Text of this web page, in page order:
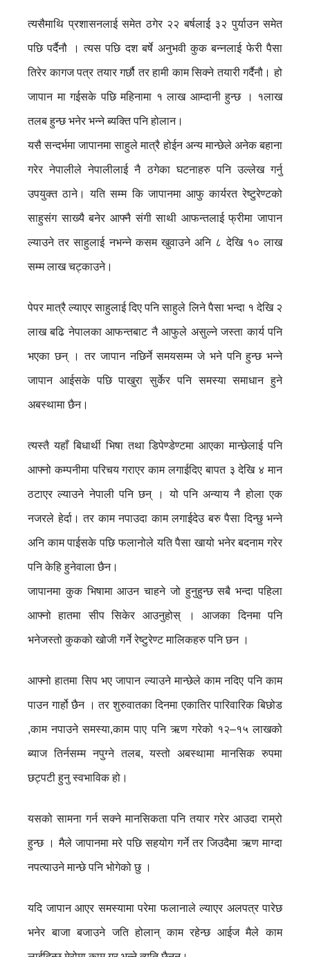
त्यसैमाथि प्रशासनलाई समेत ठगेर २२ बर्षलाई ३२ पुर्याउन समेत
पछि पर्दैनौ । त्यस पछि दश बर्षे अनुभवी कुक बन्नलाई फेरी पैसा
तिरेर कागज पत्र तयार गर्छौ तर हामी काम सिक्ने तयारी गर्दैनौ। हो
जापान मा गईसके पछि महिनामा १ लाख आम्दानी हुन्छ । १लाख
तलब हुन्छ भनेर भन्ने ब्यक्ति पनि होलान।
यसै सन्दर्भमा जापानमा साहुले मात्रै होईन अन्य मान्छेले अनेक बहाना
गरेर नेपालीले नेपालीलाई नै ठगेका घटनाहरु पनि उल्लेख गर्नु
उपयुक्त ठाने। यति सम्म कि जापानमा आफु कार्यरत रेष्टुरेण्टको
साहुसंग साख्यै बनेर आफ्नै संगी साथी आफन्तलाई फ्रीमा जापान
ल्याउने तर साहुलाई नभन्ने कसम खुवाउने अनि ८ देखि १० लाख
सम्म लाख चट्काउने।
पेपर मात्रै ल्याएर साहुलाई दिए पनि साहुले लिने पैसा भन्दा १ देखि २
लाख बढि नेपालका आफन्तबाट नै आफुले असुल्ने जस्ता कार्य पनि
भएका छन् । तर जापान नछिर्ने समयसम्म जे भने पनि हुन्छ भन्ने
जापान आईसके पछि पाखुरा सुर्केर पनि समस्या समाधान हुने
अबस्थामा छैन।
त्यस्तै यहाँ बिधार्थी भिषा तथा डिपेण्डेण्टमा आएका मान्छेलाई पनि
आफ्नो कम्पनीमा परिचय गराएर काम लगाईदिए बापत ३ देखि ४ मान
ठटाएर ल्याउने नेपाली पनि छन् । यो पनि अन्याय नै होला एक
नजरले हेर्दा। तर काम नपाउदा काम लगाईदेउ बरु पैसा दिन्छु भन्ने
अनि काम पाईसके पछि फलानोले यति पैसा खायो भनेर बदनाम गरेर
पनि केहि हुनेवाला छैन।
जापानमा कुक भिषामा आउन चाहने जो हुनुहुन्छ सबै भन्दा पहिला
आफ्नो हातमा सीप सिकेर आउनुहोस् । आजका दिनमा पनि
भनेजस्तो कुकको खोजी गर्ने रेष्टुरेण्ट मालिकहरु पनि छन ।
आफ्नो हातमा सिप भए जापान ल्याउने मान्छेले काम नदिए पनि काम
पाउन गार्हो छैन । तर शुरुवातका दिनमा एकातिर पारिवारिक बिछोड
,काम नपाउने समस्या,काम पाए पनि ऋण गरेको १२–१५ लाखको
ब्याज तिर्नसम्म नपुग्ने तलब, यस्तो अबस्थामा मानसिक रुपमा
छट्पटी हुनु स्वभाविक हो।
यसको सामना गर्न सक्ने मानसिकता पनि तयार गरेर आउदा राम्रो
हुन्छ । मैले जापानमा मरे पछि सहयोग गर्ने तर जिउदैमा ऋण माग्दा
नपत्याउने मान्छे पनि भोगेको छु ।
यदि जापान आएर समस्यामा परेमा फलानाले ल्याएर अलपत्र पारेछ
भनेर बाजा बजाउने जति होलान् काम रहेन्छ आईज मैले काम